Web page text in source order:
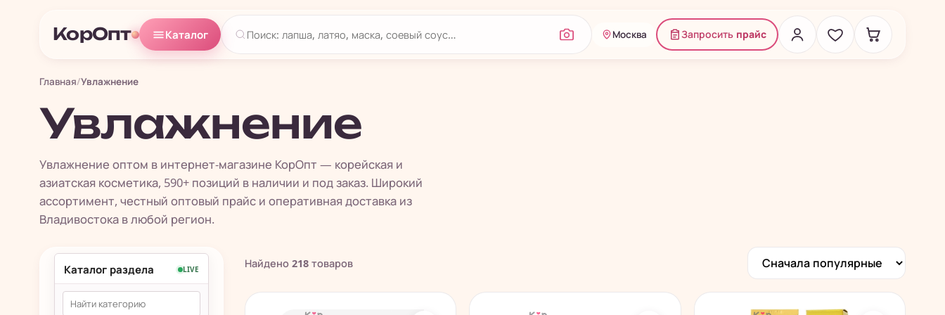
КорОпт Каталог Москва Запросить прайс
Главная/Увлажнение
Увлажнение
Увлажнение оптом в интернет-магазине КорОпт — корейская и
азиатская косметика, 590+ позиций в наличии и под заказ. Широкий
ассортимент, честный оптовый прайс и оперативная доставка из
Владивостока в любой регион.
Каталог раздела LIVE Найдено 218 товаров